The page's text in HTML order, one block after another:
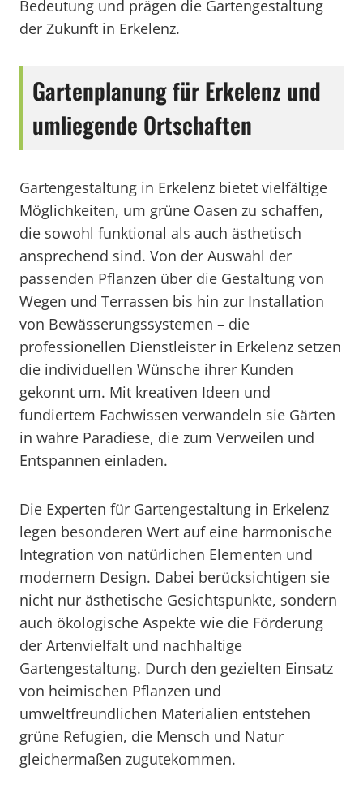
Bedeutung und prägen die Gartengestaltung
der Zukunft in Erkelenz.
Gartenplanung für Erkelenz und
umliegende Ortschaften
Gartengestaltung in Erkelenz bietet vielfältige
Möglichkeiten, um grüne Oasen zu schaffen,
die sowohl funktional als auch ästhetisch
ansprechend sind. Von der Auswahl der
passenden Pflanzen über die Gestaltung von
Wegen und Terrassen bis hin zur Installation
von Bewässerungssystemen – die
professionellen Dienstleister in Erkelenz setzen
die individuellen Wünsche ihrer Kunden
gekonnt um. Mit kreativen Ideen und
fundiertem Fachwissen verwandeln sie Gärten
in wahre Paradiese, die zum Verweilen und
Entspannen einladen.
Die Experten für Gartengestaltung in Erkelenz
legen besonderen Wert auf eine harmonische
Integration von natürlichen Elementen und
modernem Design. Dabei berücksichtigen sie
nicht nur ästhetische Gesichtspunkte, sondern
auch ökologische Aspekte wie die Förderung
der Artenvielfalt und nachhaltige
Gartengestaltung. Durch den gezielten Einsatz
von heimischen Pflanzen und
umweltfreundlichen Materialien entstehen
grüne Refugien, die Mensch und Natur
gleichermaßen zugutekommen.